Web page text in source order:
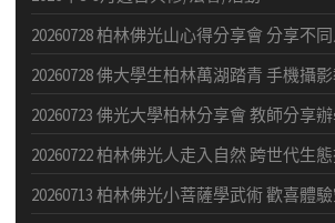
20260728 柏林佛光山心得分享會 分享不
20260728 佛大學生柏林萬湖踏青 手機攝
20260723 佛光大學柏林分享會 教師分享
20260722 柏林佛光人走入自然 跨世代生
20260713 柏林佛光小菩薩學武術 歡喜體